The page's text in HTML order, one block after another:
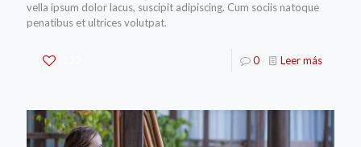
vella ipsum dolor lacus, suscipit adipiscing. Cum sociis natoque
penatibus et ultrices volutpat.
0 Leer más